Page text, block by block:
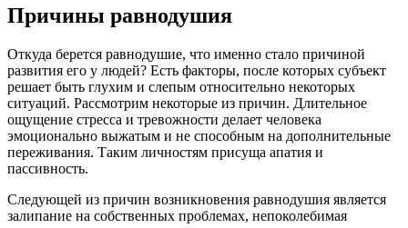
Причины равнодушия
Откуда берется равнодушие, что именно стало причиной
развития его у людей? Есть факторы, после которых субъект
решает быть глухим и слепым относительно некоторых
ситуаций. Рассмотрим некоторые из причин. Длительное
ощущение стресса и тревожности делает человека
эмоционально выжатым и не способным на дополнительные
переживания. Таким личностям присуща апатия и
пассивность.
Следующей из причин возникновения равнодушия является
залипание на собственных проблемах, непоколебимая